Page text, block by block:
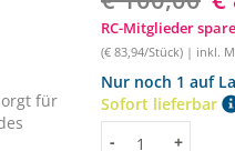
für
RC-Mitglieder
(€ 83,94/Stück) | inkl.
Nur noch 1 auf
Sofort lieferbar
Menge
- +